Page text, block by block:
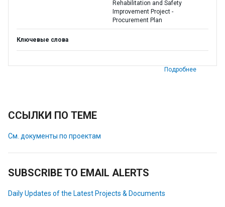
Rehabilitation and Safety
Improvement Project -
Procurement Plan
Ключевые слова
Подробнее
ССЫЛКИ ПО ТЕМЕ
См. документы по проектам
SUBSCRIBE TO EMAIL ALERTS
Daily Updates of the Latest Projects & Documents